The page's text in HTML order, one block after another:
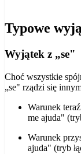
Typowe
Wyjątek z „se"
Choć wszystkie
„se" rządzi się
Warunek
me ajuda"
Warunek
ajuda" (tryb